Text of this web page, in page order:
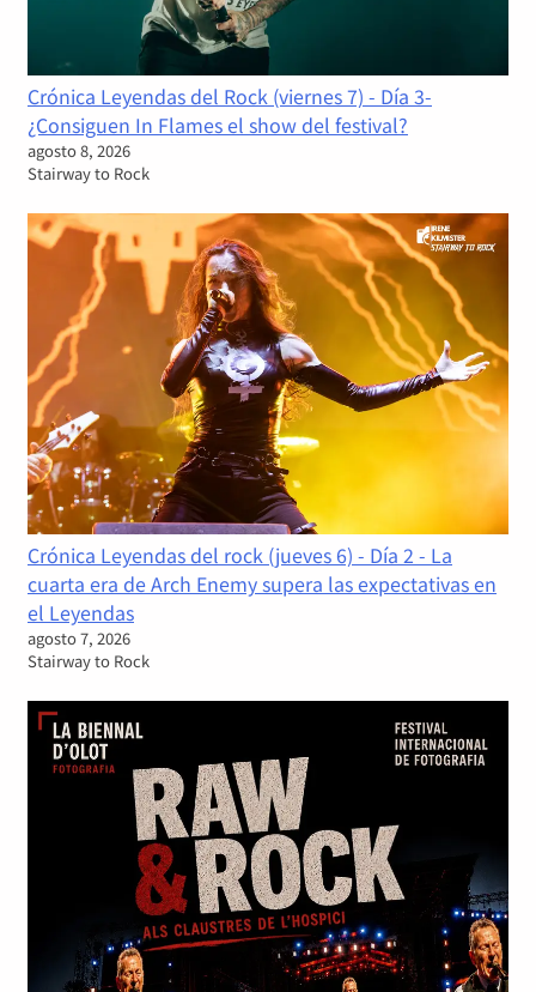
Crónica Leyendas del Rock (viernes 7) - Día 3-
¿Consiguen In Flames el show del festival?
agosto 8, 2026
Stairway to Rock
Crónica Leyendas del rock (jueves 6) - Día 2 - La
cuarta era de Arch Enemy supera las expectativas en
el Leyendas
agosto 7, 2026
Stairway to Rock